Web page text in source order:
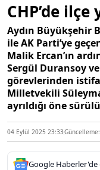
CHP’de
Aydın Büyükşehir
ile AK Parti’ye
Malik Ercan’ın
Sergül Duransoy
görevlerinden istifa
Milletvekili
ayrıldığı öne
04 Eylül 2025 23:33
Google